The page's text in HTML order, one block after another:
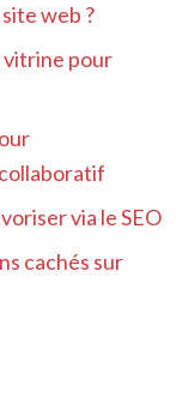
web ?
vitrine pour
via le SEO
cachés sur